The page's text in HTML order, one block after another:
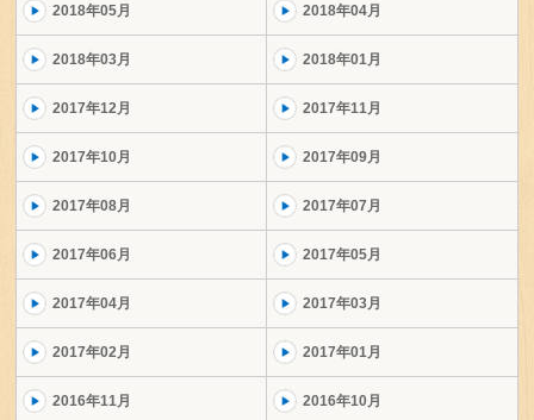
2018年05月 2018年04月
2018年03月 2018年01月
2017年12月 2017年11月
2017年10月 2017年09月
2017年08月 2017年07月
2017年06月 2017年05月
2017年04月 2017年03月
2017年02月 2017年01月
2016年11月 2016年10月